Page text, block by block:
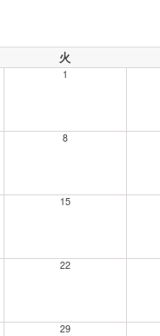
火
1
8
15
22
29